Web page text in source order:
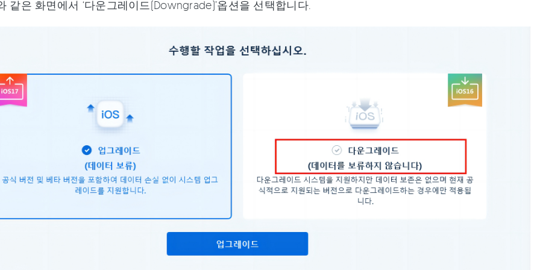
같은 화면에서 ‘다운그레이드(Downgrade)’옵션을 선택합니다.